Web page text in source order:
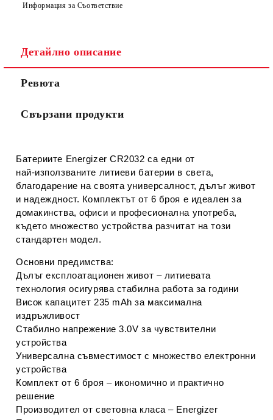
Съгласен съм с
Ние ще се свържем с вас в рамките на работния ден.
Информация за Съответствие
Детайлно описание
Ревюта
Свързани продукти
Батериите Energizer CR2032 са едни от
най‑използваните литиеви батерии в света,
благодарение на своята универсалност, дълъг живот
и надеждност. Комплектът от 6 броя е идеален за
домакинства, офиси и професионална употреба,
където множество устройства разчитат на този
стандартен модел.
Основни предимства:
Дълъг експлоатационен живот – литиевата
технология осигурява стабилна работа за години
Висок капацитет 235 mAh за максимална
издръжливост
Стабилно напрежение 3.0V за чувствителни
устройства
Универсална съвместимост с множество електронни
устройства
Комплект от 6 броя – икономично и практично
решение
Производител от световна класа – Energizer